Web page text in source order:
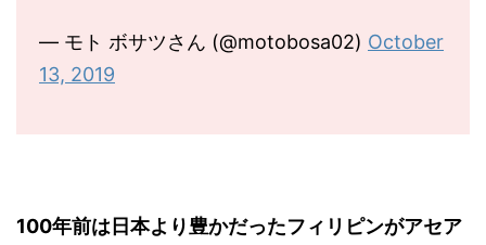
— モト ボサツさん (@motobosa02) October
13, 2019
100年前は日本より豊かだったフィリピンがアセア